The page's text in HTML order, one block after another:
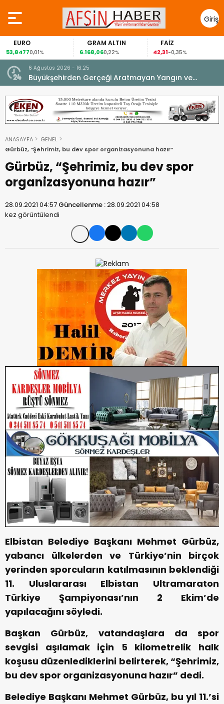
Giriş
Yap
EURO
53,84770,01%
GRAM ALTIN
6.168,060,22%
FAİZ
42,31-0,35%
6 Ağustos 2026 - 16:25
Büyükşehirden Gerçeği Aratmayan Yangın ve
Kurtarma Tatbikatı.
ANASAYFA
GENEL
Gürbüz, “Şehrimiz, bu dev spor organizasyonuna hazır”
Gürbüz, “Şehrimiz, bu dev spor
organizasyonuna hazır”
28.09.2021 04:57 Güncellenme :28.09.2021 04:58
kez görüntülendi
Elbistan Belediye Başkanı Mehmet Gürbüz,
yabancı ülkelerden ve Türkiye’nin birçok
yerinden sporcuların katılmasının beklendiği
11. Uluslararası Elbistan Ultramaraton
Türkiye Şampiyonası’nın 2 Ekim’de
yapılacağını söyledi.
Başkan Gürbüz, vatandaşlara da spor
sevgisi aşılamak için 5 kilometrelik halk
koşusu düzenlediklerini belirterek, “Şehrimiz,
bu dev spor organizasyonuna hazır” dedi.
Belediye Başkanı Mehmet Gürbüz, bu yıl 11.’si